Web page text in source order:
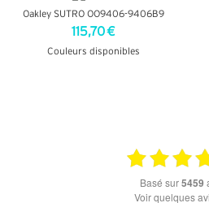
Oakley SUTRO OO9406-9406B9
115,70 €
Couleurs disponibles
basé sur5459
Voir quelques